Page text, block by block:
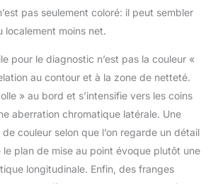
pas seulement coloré: il peut sembler
localement moins net.
pour le diagnostic n’est pas la couleur «
au contour et à la zone de netteté.
» au bord et s’intensifie vers les coins
aberration chromatique latérale. Une
couleur selon que l’on regarde un détail
plan de mise au point évoque plutôt une
longitudinale. Enfin, des franges